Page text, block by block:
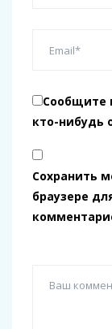
Сообщите
кто-нибудь
Сохранить
браузере